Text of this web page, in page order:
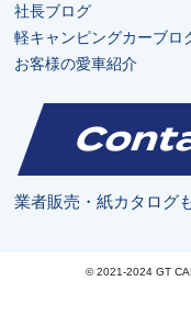
社長ブログ
軽キャンピングカーブロ
お客様の愛車紹介
業者販売・紙カタログ
© 2021-2024 GT